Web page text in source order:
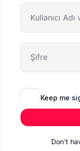
Keep me
Don't